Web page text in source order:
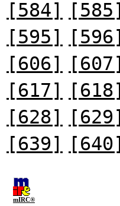
[584] [585]
[595]
[596]
[606]
[607]
[617]
[618]
[628]
[629]
[639]
[640]
mIRC®